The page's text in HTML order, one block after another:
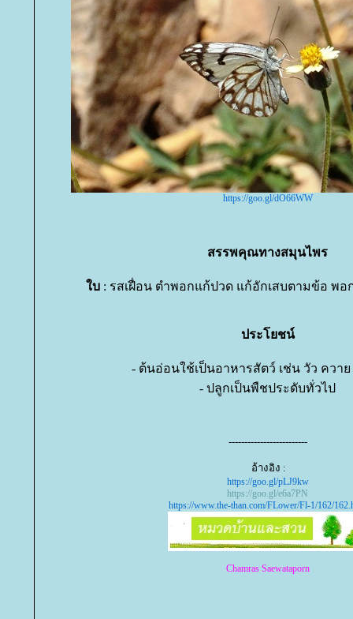
https://goo.gl/dO66WW
สรรพคุณทางสมุนไพร
บ: รสเฝื่อน ตำพอกแก้ปวด แก้อักเสบตามข้อ พอ
ประโยชน์
- ต้นอ่อนใช้เป็นอาหารสัตว์ เช่น วัว ควา
- ปลูกเป็นพืชประดับทั่วไป
-------------------------
อ้างอิง :
https://goo.gl/pLJ9kw
https://goo.gl/e6a7PN
https://www.the-than.com/FLower/Fl-1/162/
Chamras Saewataporn